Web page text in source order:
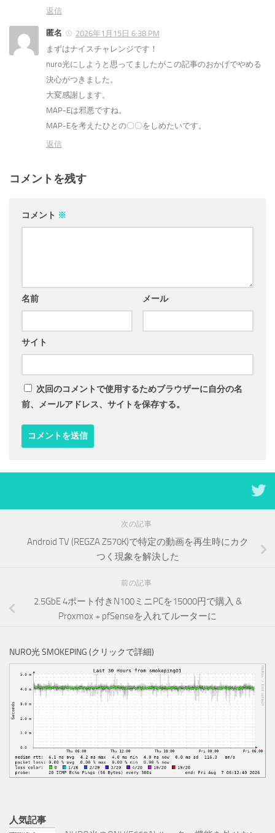
返信
匿名
2026年1月15日 6:38 PM
まずはナイスチャレンジです！
nuro光にしようと思ってましたがこの記事のおかげでやめる
決心がつきました。
大変感謝します。
MAP-Eは邪悪ですね。
MAP-Eを考えたひとの〇〇をしめたいです。
返信
コメントを残す
コメント ※
名前 メール
サイト
次回のコメントで使用するためブラウザーに自分の名
前、メールアドレス、サイトを保存する。
次の記事
Android TV (REGZA Z570K)で特定の動画を再生時にカク
つく現象を解決した
前の記事
2.5GbE 4ポート付きN100ミニPCを15000円で購入 &
Proxmox + pfSenseを入れてルーターに
NURO光 SMOKEPING (クリックで詳細)
人気記事